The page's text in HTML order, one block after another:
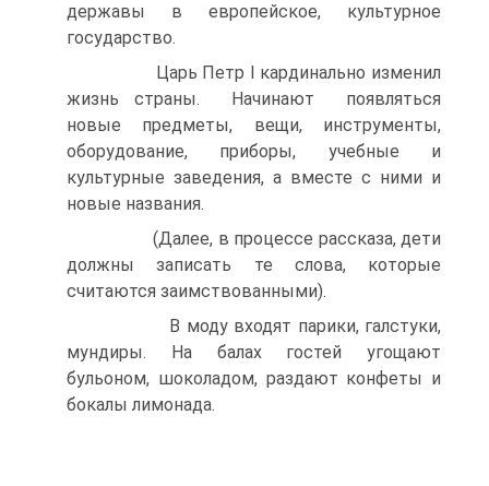
державы в европейское, культурное
государство.
Царь Петр I кардинально изменил
жизнь страны. Начинают появляться
новые предметы, вещи, инструменты,
оборудование, приборы, учебные и
культурные заведения, а вместе с ними и
новые названия.
(Далее, в процессе рассказа, дети
должны записать те слова, которые
считаются заимствованными).
В моду входят парики, галстуки,
мундиры. На балах гостей угощают
бульоном, шоколадом, раздают конфеты и
бокалы лимонада.